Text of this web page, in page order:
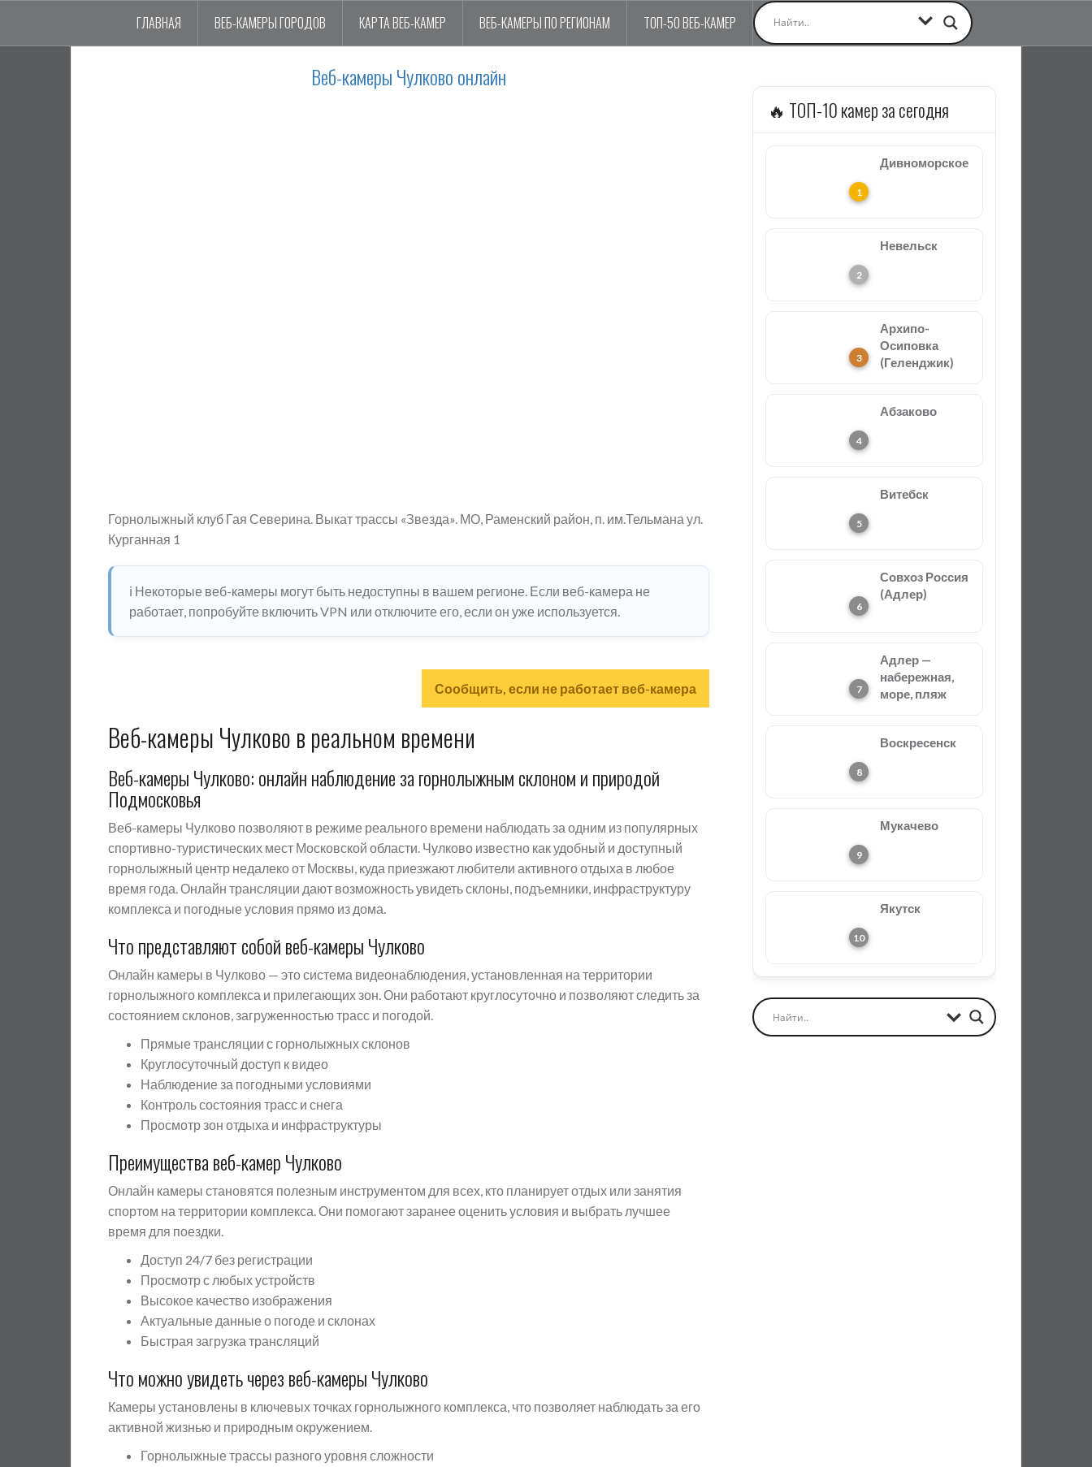
ГЛАВНАЯ ВЕБ-КАМЕРЫ ГОРОДОВ КАРТА ВЕБ-КАМЕР ВЕБ-КАМЕРЫ ПО РЕГИОНАМ ТОП-50 ВЕБ-КАМЕР
Веб-камеры Чулково онлайн
Горнолыжный клуб Гая Северина. Выкат трассы «Звезда». МО, Раменский район, п. им.Тельмана ул.
Курганная 1
ℹ️ Некоторые веб-камеры могут быть недоступны в вашем регионе. Если веб-камера не
работает, попробуйте включить VPN или отключите его, если он уже используется.
Сообщить, если не работает веб-камера
Веб-камеры Чулково в реальном времени
Веб-камеры Чулково: онлайн наблюдение за горнолыжным склоном и природой
Подмосковья
Веб-камеры Чулково позволяют в режиме реального времени наблюдать за одним из популярных
спортивно-туристических мест Московской области. Чулково известно как удобный и доступный
горнолыжный центр недалеко от Москвы, куда приезжают любители активного отдыха в любое
время года. Онлайн трансляции дают возможность увидеть склоны, подъемники, инфраструктуру
комплекса и погодные условия прямо из дома.
Что представляют собой веб-камеры Чулково
Онлайн камеры в Чулково — это система видеонаблюдения, установленная на территории
горнолыжного комплекса и прилегающих зон. Они работают круглосуточно и позволяют следить за
состоянием склонов, загруженностью трасс и погодой.
Прямые трансляции с горнолыжных склонов
Круглосуточный доступ к видео
Наблюдение за погодными условиями
Контроль состояния трасс и снега
Просмотр зон отдыха и инфраструктуры
Преимущества веб-камер Чулково
Онлайн камеры становятся полезным инструментом для всех, кто планирует отдых или занятия
спортом на территории комплекса. Они помогают заранее оценить условия и выбрать лучшее
время для поездки.
Доступ 24/7 без регистрации
Просмотр с любых устройств
Высокое качество изображения
Актуальные данные о погоде и склонах
Быстрая загрузка трансляций
Что можно увидеть через веб-камеры Чулково
Камеры установлены в ключевых точках горнолыжного комплекса, что позволяет наблюдать за его
активной жизнью и природным окружением.
Горнолыжные трассы разного уровня сложности
🔥 ТОП-10 камер за сегодня
Дивноморское
Невельск
Архипо-
Осиповка
(Геленджик)
Абзаково
Витебск
Совхоз Россия
(Адлер)
Адлер —
набережная,
море, пляж
Воскресенск
Мукачево
Якутск